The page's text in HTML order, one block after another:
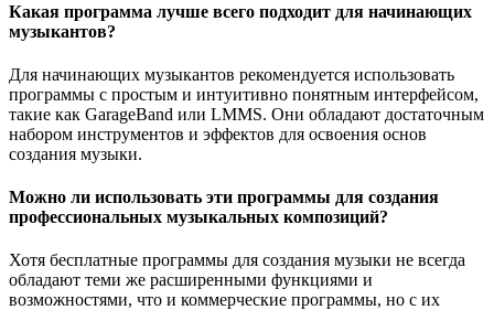
Какая программа лучше всего подходит для начинающих
музыкантов?
Для начинающих музыкантов рекомендуется использовать
программы с простым и интуитивно понятным интерфейсом,
такие как GarageBand или LMMS. Они обладают достаточным
набором инструментов и эффектов для освоения основ
создания музыки.
Можно ли использовать эти программы для создания
профессиональных музыкальных композиций?
Хотя бесплатные программы для создания музыки не всегда
обладают теми же расширенными функциями и
возможностями, что и коммерческие программы, но с их